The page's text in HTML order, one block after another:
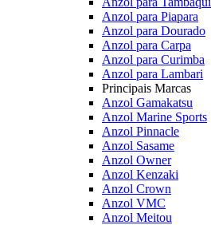
Anzol para Piapara
Anzol para Dourado
Anzol para Carpa
Anzol para Curimba
Anzol para Lambari
Principais Marcas
Anzol Gamakatsu
Anzol Marine Sports
Anzol Pinnacle
Anzol Sasame
Anzol Owner
Anzol Kenzaki
Anzol Crown
Anzol VMC
Anzol Meitou